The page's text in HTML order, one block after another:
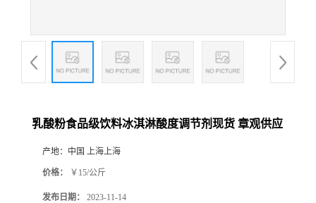
乳酸粉食品级饮料冰淇淋酸度调节剂现货 章观供应
产地： 中国 上海上海
价格： ￥15/公斤
发布日期： 2023-11-14